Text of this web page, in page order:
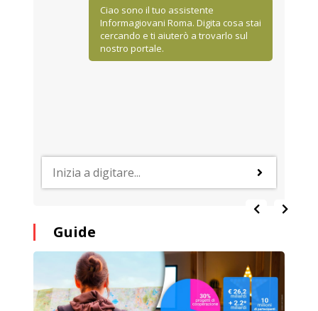
Ciao sono il tuo assistente
Informagiovani Roma. Digita cosa stai
cercando e ti aiuterò a trovarlo sul
nostro portale.
Guide